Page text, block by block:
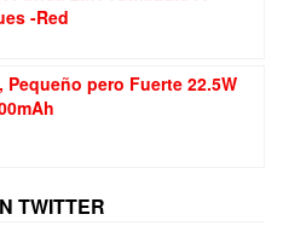
-Red
Pequeño pero Fuerte 22.5W
TWITTER